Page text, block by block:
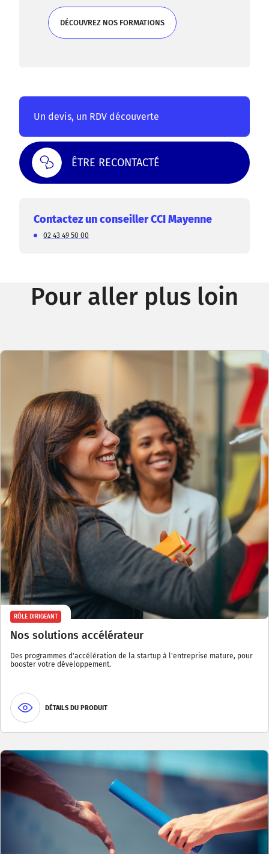
DÉCOUVREZ NOS FORMATIONS
Un devis, un RDV découverte
ÊTRE RECONTACTÉ
Contactez un conseiller CCI Mayenne
02 43 49 50 00
Pour aller plus loin
RÔLE DIRIGEANT
Nos solutions accélérateur
Des programmes d'accélération de la startup à l'entreprise mature, pour
booster votre développement.
DÉTAILS DU PRODUIT